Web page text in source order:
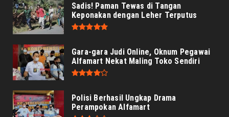
Sadis! Paman Tewas di Tangan
Keponakan dengan Leher Terputus
Gara-gara Judi Online, Oknum Pegawai
Alfamart Nekat Maling Toko Sendiri
Polisi Berhasil Ungkap Drama
Perampokan Alfamart